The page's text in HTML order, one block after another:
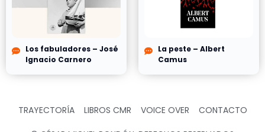
Los fabuladores – José
Ignacio Carnero
La peste – Albert
Camus
TRAYECTORÍA LIBROS CMR VOICE OVER CONTACTO